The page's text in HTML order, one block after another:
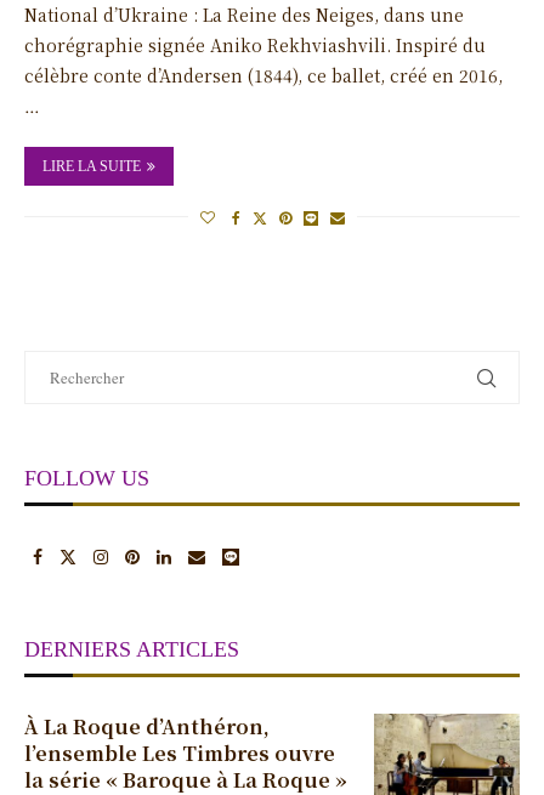
National d’Ukraine : La Reine des Neiges, dans une
chorégraphie signée Aniko Rekhviashvili. Inspiré du
célèbre conte d’Andersen (1844), ce ballet, créé en 2016,
…
LIRE LA SUITE
FOLLOW US
DERNIERS ARTICLES
À La Roque d’Anthéron,
l’ensemble Les Timbres ouvre
la série « Baroque à La Roque »